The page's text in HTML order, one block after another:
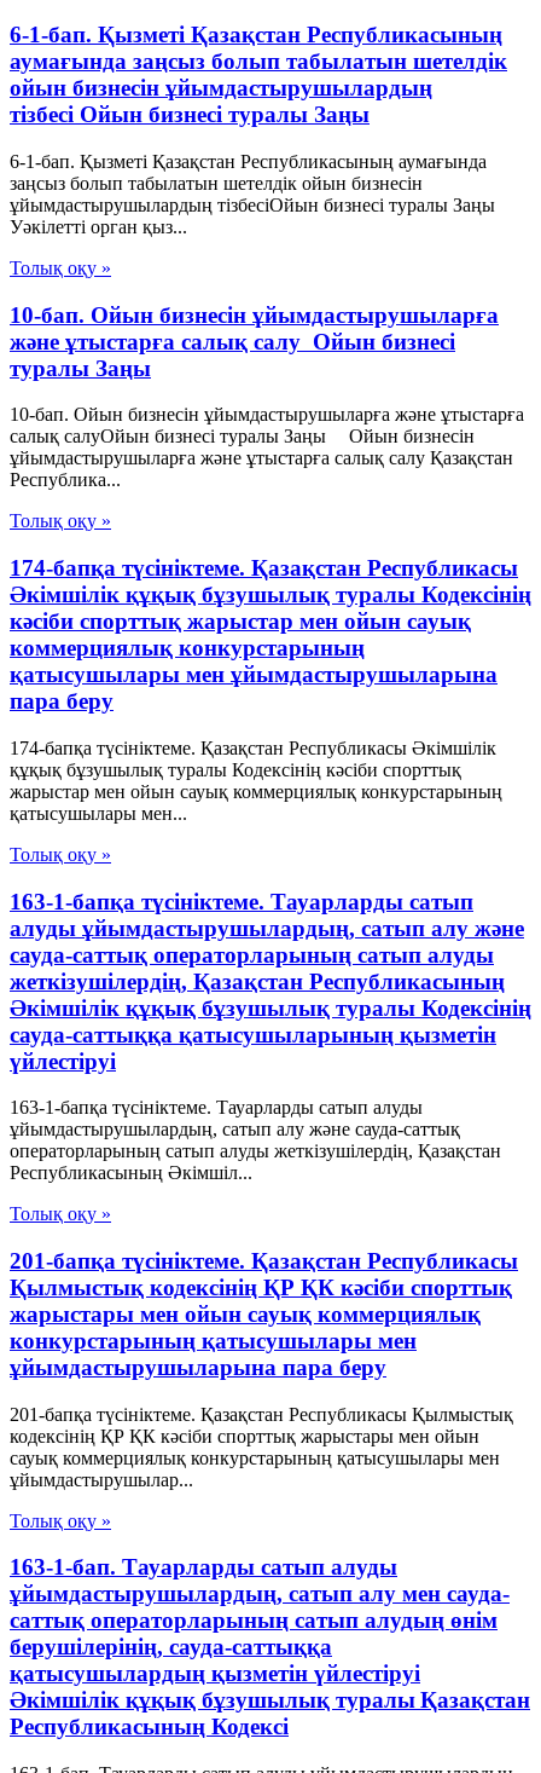
6-1-бап. Қызметі Қазақстан Республикасының
аумағында заңсыз болып табылатын шетелдік
ойын бизнесін ұйымдастырушылардың
тізбесі Ойын бизнесі туралы Заңы
6-1-бап. Қызметі Қазақстан Республикасының аумағында
заңсыз болып табылатын шетелдік ойын бизнесін
ұйымдастырушылардың тізбесіОйын бизнесі туралы Заңы
Уәкілетті орган қыз...
Толық оқу »
10-бап. Ойын бизнесін ұйымдастырушыларға
және ұтыстарға салық салу Ойын бизнесі
туралы Заңы
10-бап. Ойын бизнесін ұйымдастырушыларға және ұтыстарға
салық салуОйын бизнесі туралы Заңы Ойын бизнесін
ұйымдастырушыларға және ұтыстарға салық салу Қазақстан
Республика...
Толық оқу »
174-бапқа түсініктеме. Қазақстан Республикасы
Әкімшілік құқық бұзушылық туралы Кодексінің
кәсіби спорттық жарыстар мен ойын сауық
коммерциялық конкурстарының
қатысушылары мен ұйымдастырушыларына
пара беру
174-бапқа түсініктеме. Қазақстан Республикасы Әкімшілік
құқық бұзушылық туралы Кодексінің кәсіби спорттық
жарыстар мен ойын сауық коммерциялық конкурстарының
қатысушылары мен...
Толық оқу »
163-1-бапқа түсініктеме. Тауарларды сатып
алуды ұйымдастырушылардың, сатып алу және
сауда-саттық операторларының сатып алуды
жеткізушілердің, Қазақстан Республикасының
Әкімшілік құқық бұзушылық туралы Кодексінің
сауда-саттыққа қатысушыларының қызметін
үйлестіруі
163-1-бапқа түсініктеме. Тауарларды сатып алуды
ұйымдастырушылардың, сатып алу және сауда-саттық
операторларының сатып алуды жеткізушілердің, Қазақстан
Республикасының Әкімшіл...
Толық оқу »
201-бапқа түсініктеме. Қазақстан Республикасы
Қылмыстық кодексінің ҚР ҚК кәсіби спорттық
жарыстары мен ойын сауық коммерциялық
конкурстарының қатысушылары мен
ұйымдастырушыларына пара беру
201-бапқа түсініктеме. Қазақстан Республикасы Қылмыстық
кодексінің ҚР ҚК кәсіби спорттық жарыстары мен ойын
сауық коммерциялық конкурстарының қатысушылары мен
ұйымдастырушылар...
Толық оқу »
163-1-бап. Тауарларды сатып алуды
ұйымдастырушылардың, сатып алу мен сауда-
саттық операторларының сатып алудың өнім
берушілерінің, сауда-саттыққа
қатысушылардың қызметін үйлестіруі
Әкімшілік құқық бұзушылық туралы Қазақстан
Республикасының Кодексі